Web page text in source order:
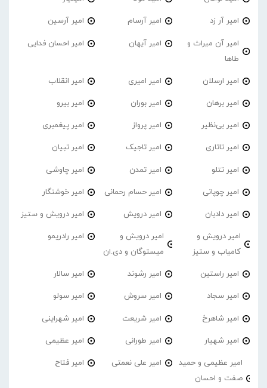
امیر آر زد امیر آرسام امیر آرسین
امیر آن میراث و
طاها
امیر آیهان امیر احسان فدایی
امیر ارسلان امیر امیری امیر انقلاب
امیر برهان امیر‌ بوران امیر بیرو
امیر بی‌نظیر امیر پرواز امیر پیغمبری
امیر تاتاری امیر تاجیک امیر تبیان
امیر تتلو امیر تمدن امیر چاوشی
امیر چوپانی امیر حسام رحمانی امیر خوشنگار
امیر دادبان امیر درویش امیر درویش و ستیز
امیر درویش و
کامیاب و ستیز
امیر درویش و
میستوگان و دی.ان
امیر رادریمو
امیر راستین امیر رشوند امیر سالار
امیر سجاد امیر سروش امیر سولو
امیر شاهرخ امیر شریعت امیر شهراینی
امیر شهیار امیر طورانی امیر عظیمی
امیر عظیمی و حمید
صفت و احسان
امیر علی نعمتی امیر فتاح